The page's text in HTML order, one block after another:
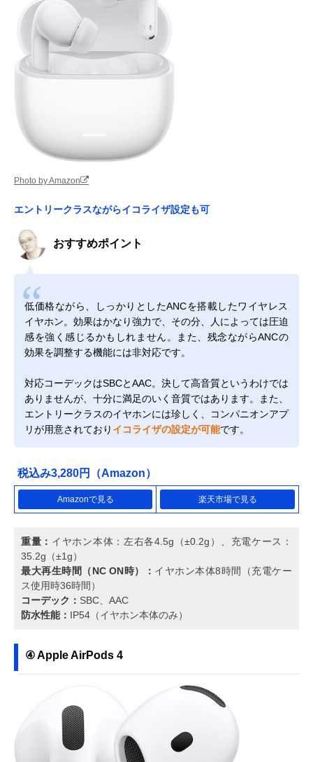
Photo by Amazon
エントリークラスながらイコライザ設定も可
おすすめポイント
低価格ながら、しっかりとしたANCを搭載したワイヤレス
イヤホン。効果はかなり強力で、その分、人によっては圧迫
感を強く感じるかもしれません。また、残念ながらANCの
効果を調整する機能には非対応です。
対応コーデックはSBCとAAC。決して高音質というわけでは
ありませんが、十分に満足のいく音質ではあります。また、
エントリークラスのイヤホンには珍しく、コンパニオンアプ
リが用意されており イコライザの設定が可能です。
税込み3,280円（Amazon）
Amazonで見る 楽天市場で見る
重量： イヤホン本体：左右各4.5g（±0.2g）、充電ケース：
35.2g（±1g）
最大再生時間（NC ON時）： イヤホン本体8時間（充電ケー
ス使用時36時間）
コーデック： SBC、AAC
防水性能： IP54（イヤホン本体のみ）
④ Apple AirPods 4